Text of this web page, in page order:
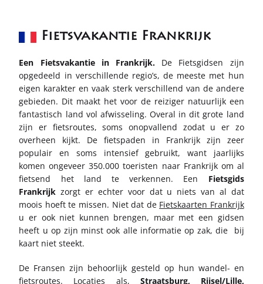
Fietsvakantie Frankrijk
Een Fietsvakantie in Frankrijk.
De Fietsgidsen zijn
opgedeeld in verschillende regio’s, de meeste met hun
eigen karakter en vaak sterk verschillend van de andere
gebieden. Dit maakt het voor de reiziger natuurlijk een
fantastisch land vol afwisseling. Overal in dit grote land
zijn er fietsroutes, soms onopvallend zodat u er zo
overheen kijkt. De fietspaden in Frankrijk zijn zeer
populair en soms intensief gebruikt, want jaarlijks
komen ongeveer 350.000 toeristen naar Frankrijk om al
fietsend het land te verkennen. Een Fietsgids
Frankrijk zorgt er echter voor dat u niets van al dat
moois hoeft te missen. Niet dat de Fietskaarten Frankrijk
u er ook niet kunnen brengen, maar met een gidsen
heeft u op zijn minst ook alle informatie op zak, die bij
kaart niet steekt.
De Fransen zijn behoorlijk gesteld op hun wandel- en
fietsroutes. Locaties als, Straatsburg, Rijsel/Lille,